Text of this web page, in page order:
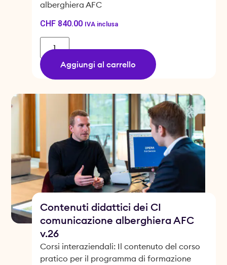
alberghiera AFC
CHF840.00 IVA inclusa
Aggiungi al carrello
Contenuti didattici dei CI
comunicazione alberghiera AFC
v.26
Corsi interaziendali: Il contenuto del corso
pratico per il programma di formazione